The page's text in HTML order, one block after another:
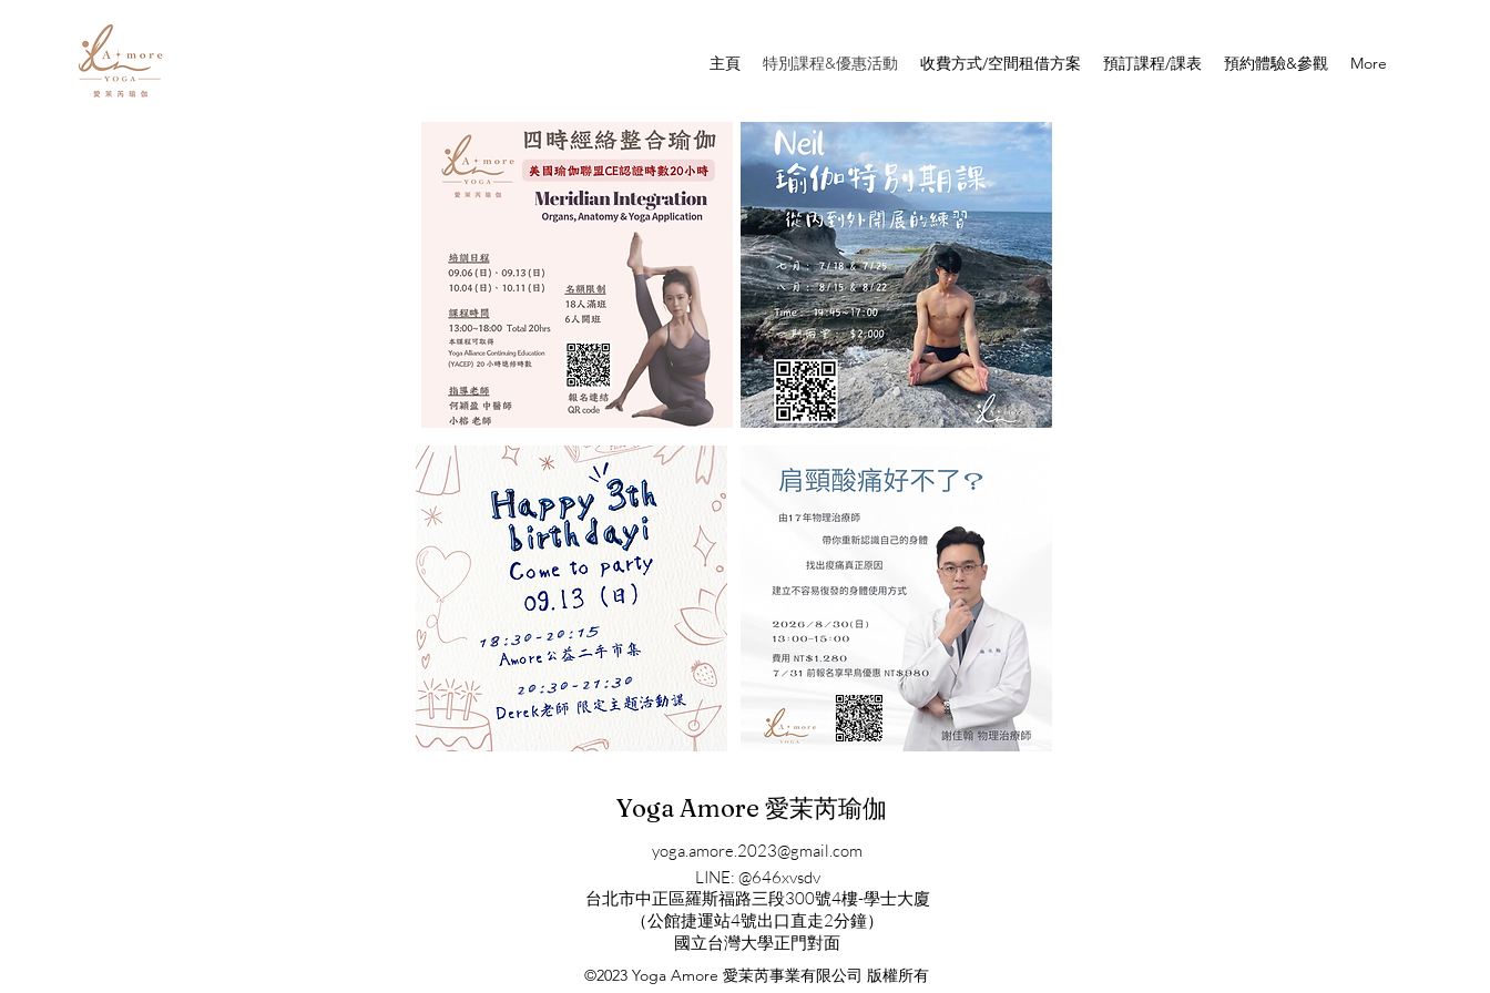
主頁 特別課程&優惠活動 收費方式/空間租借方案 預訂課程/課表 預約體驗&參觀 More
Yoga Amore 愛茉芮瑜伽
yoga.amore.2023@gmail.com
LINE: @646xvsdv
​台北市中正區羅斯福路三段300號4樓-學士大廈
（公館捷運站4號出口直走2分鐘）
​國立台灣大學正門對面
©2023 Yoga Amore 愛茉芮事業有限公司 版權所有